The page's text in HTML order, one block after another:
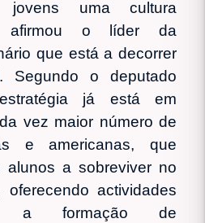
jovens uma cultura
afirmou o líder da
que está a decorrer
o deputado
já está em
vez maior número de
e americanas, que
alunos a sobreviver no
oferecendo actividades
a formação de